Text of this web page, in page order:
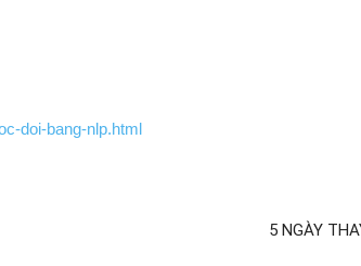
doi-bang-nlp.html
5 NGÀY